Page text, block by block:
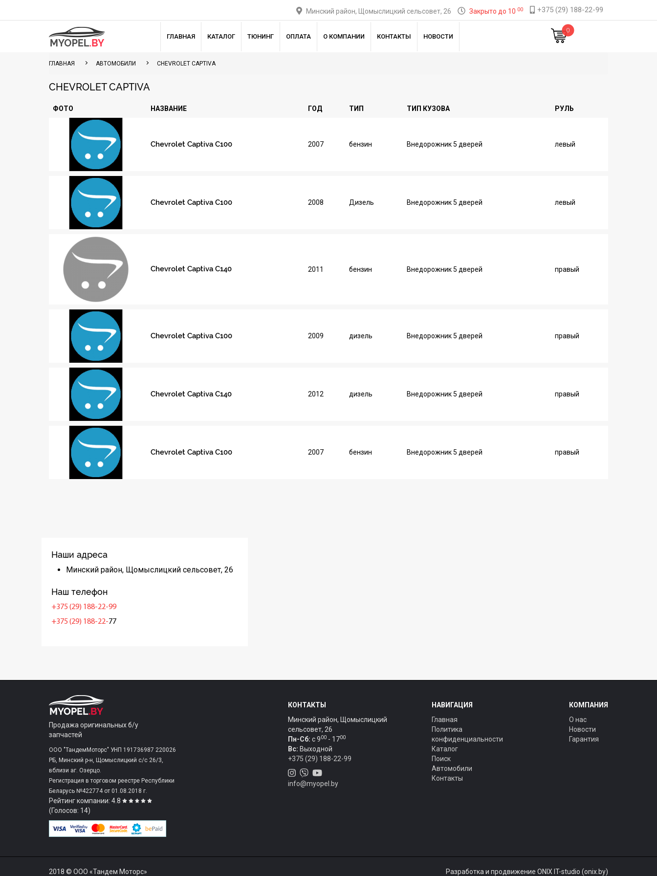
Минский район, Щомыслицкий сельсовет, 26 Закрыто до 10 00 +375 (29) 188-22-99
ГЛАВНАЯ КАТАЛОГ ТЮНИНГ ОПЛАТА О КОМПАНИИ КОНТАКТЫ НОВОСТИ
0
ГЛАВНАЯ АВТОМОБИЛИ CHEVROLET CAPTIVA
CHEVROLET CAPTIVA
ФОТО НАЗВАНИЕ ГОД ТИП ТИП КУЗОВА РУЛЬ
Chevrolet Captiva C100 2007 бензин Внедорожник 5 дверей левый
Chevrolet Captiva C100 2008 Дизель Внедорожник 5 дверей левый
Chevrolet Captiva C140 2011 бензин Внедорожник 5 дверей правый
Chevrolet Captiva C100 2009 дизель Внедорожник 5 дверей правый
Chevrolet Captiva C140 2012 дизель Внедорожник 5 дверей правый
Chevrolet Captiva C100 2007 бензин Внедорожник 5 дверей правый
Наши адреса
Минский район, Щомыслицкий сельсовет, 26
Наш телефон
+375 (29) 188-22-99
+375 (29) 188-22-77
Продажа оригинальных б/у
запчастей
ООО "ТандемМоторс" УНП 191736987 220026
РБ, Минский р-н, Щомыслицкий с/c 26/3,
вблизи аг. Озерцо.
Регистрация в торговом реестре Республики
Беларусь №422774 от 01.08.2018 г.
Рейтинг компании: 4.8
(Голосов: 14)
КОНТАКТЫ
Минский район, Щомыслицкий
сельсовет, 26
Пн-Сб: c 900 - 1700
Вс: Выходной
+375 (29) 188-22-99
info@myopel.by
НАВИГАЦИЯ
Главная
Политика
конфиденциальности
Каталог
Поиск
Автомобили
Контакты
КОМПАНИЯ
О нас
Новости
Гарантия
2018 © ООО «Тандем Моторс» Разработка и продвижение ONIX IT-studio (onix.by)